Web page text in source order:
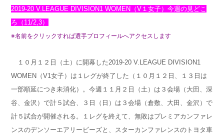
2019-20 V.LEAGUE DIVISION1 WOMEN（V１女子）今週の見どこ
ろ（11/2,3）
※名前をクリックすれば選手プロフィールへアクセスします
１０月１２日（土）に開幕した2019-20 V.LEAGUE DIVISION1
WOMEN（V1女子）は１レグが終了した（１０月１２日、１３日は
一部順延につき未消化）。今週１１月２日（土）は３会場（大田、深
谷、金沢）で計５試合、３日（日）は３会場（倉敷、大田、金沢）で
計５試合が開催される。１レグを終えて、無敗はプレミアカンファレ
ンスのデンソーエアリービーズと、スターカンファレンスのトヨタ車